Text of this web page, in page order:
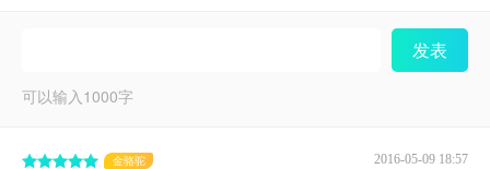
发表
可以输入1000字
2016-05-09 18:57
金骆驼